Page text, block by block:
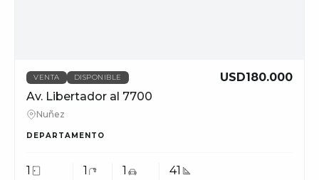
VENTA DISPONIBLE
USD180.000
Av. Libertador al 7700
Nuñez
DEPARTAMENTO
1 1 1 41